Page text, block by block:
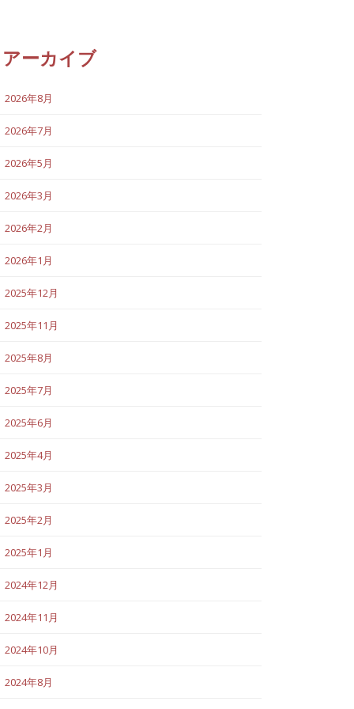
アーカイブ
2026年8月
2026年7月
2026年5月
2026年3月
2026年2月
2026年1月
2025年12月
2025年11月
2025年8月
2025年7月
2025年6月
2025年4月
2025年3月
2025年2月
2025年1月
2024年12月
2024年11月
2024年10月
2024年8月